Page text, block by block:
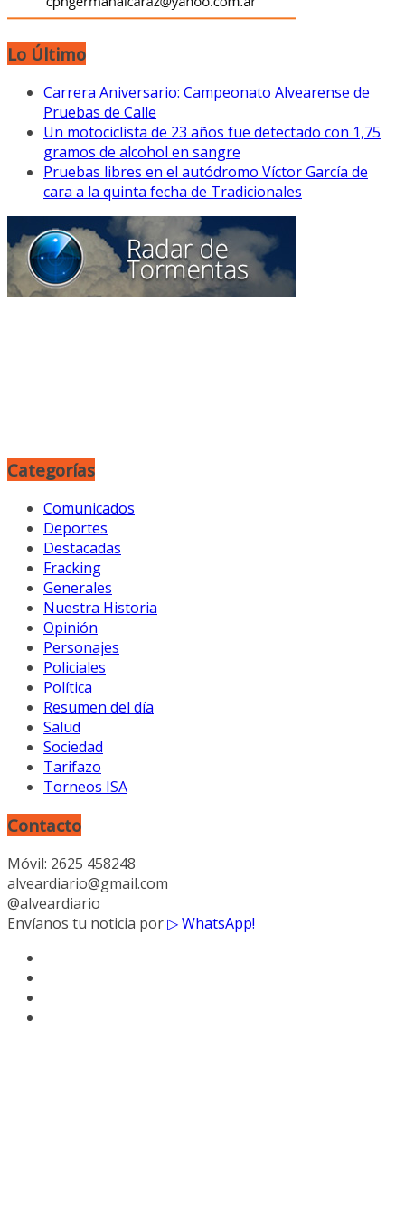
Lo Último
Carrera Aniversario: Campeonato Alvearense de
Pruebas de Calle
Un motociclista de 23 años fue detectado con 1,75
gramos de alcohol en sangre
Pruebas libres en el autódromo Víctor García de
cara a la quinta fecha de Tradicionales
Categorías
Comunicados
Deportes
Destacadas
Fracking
Generales
Nuestra Historia
Opinión
Personajes
Policiales
Política
Resumen del día
Salud
Sociedad
Tarifazo
Torneos ISA
Contacto
Móvil: 2625 458248
alveardiario@gmail.com
@alveardiario
Envíanos tu noticia por▷ WhatsApp!